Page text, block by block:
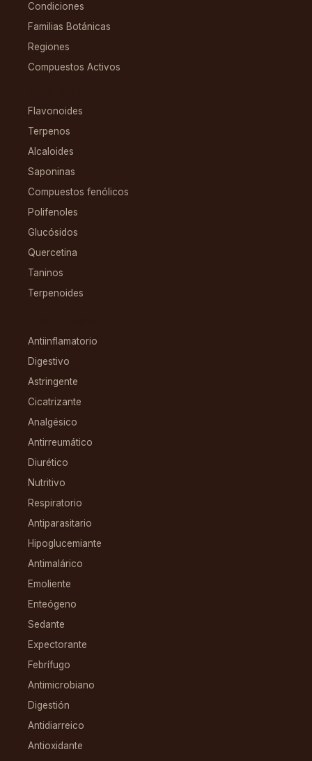
Condiciones
Familias Botánicas
Regiones
Compuestos Activos
Flavonoides
Terpenos
Alcaloides
Saponinas
Compuestos fenólicos
Polifenoles
Glucósidos
Quercetina
Taninos
Terpenoides
Antiinflamatorio
Digestivo
Astringente
Cicatrizante
Analgésico
Antirreumático
Diurético
Nutritivo
Respiratorio
Antiparasitario
Hipoglucemiante
Antimalárico
Emoliente
Enteógeno
Sedante
Expectorante
Febrífugo
Antimicrobiano
Digestión
Antidiarreico
Antioxidante